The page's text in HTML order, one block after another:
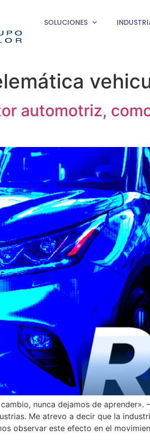
SOLUCIONES
automotriz,
nunca dejamos de
Me atrevo a decir que la
observar este efecto en el